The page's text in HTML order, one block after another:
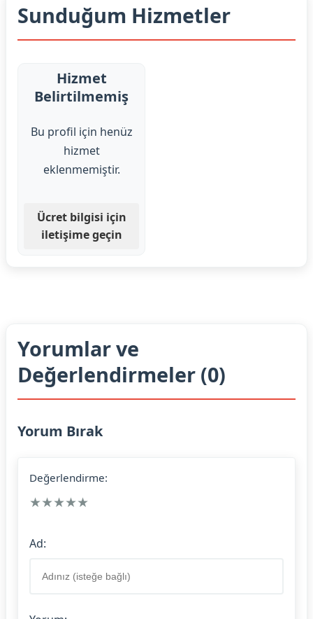
Sunduğum Hizmetler
Hizmet
Belirtilmemiş
Bu profil için henüz
hizmet
eklenmemiştir.
Ücret bilgisi için
iletişime geçin
Yorumlar ve
Değerlendirmeler (0)
Yorum Bırak
Değerlendirme:
★
★
★
★
★
Ad: